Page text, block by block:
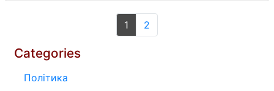
1 2
Categories
Політика